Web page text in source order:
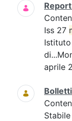
Iss 27
aprile